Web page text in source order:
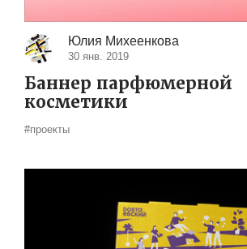
Юлия Михеенкова
30 янв. 2019
Баннер парфюмерной
косметики
#проекты